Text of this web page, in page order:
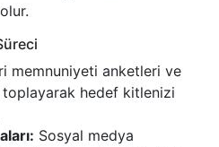
memnuniyeti anketleri ve
toplayarak hedef kitlenizi
Sosyal medya